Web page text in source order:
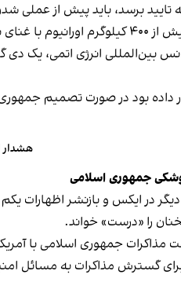
تایید برسد، باید پیش از عملی‌
اختیار دارد.
بین‌المللی انرژی اتمی، یک دی
بود در صورت تصمیم جمهوری
هشدار
جمهوری اسلامی
دیگر در ایکس و بازنشر اظهارات
را «درست» خواند.
مذاکرات جمهوری اسلامی با
گسترش مذاکرات به مسائل